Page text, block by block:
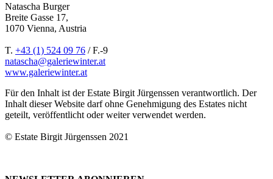
Natascha Burger
Breite Gasse 17,
1070 Vienna, Austria
T. +43 (1) 524 09 76 / F.-9
natascha@galeriewinter.at
www.galeriewinter.at
Für den Inhalt ist der Estate Birgit Jürgenssen verantwortlich. Der
Inhalt dieser Website darf ohne Genehmigung des Estates nicht
geteilt, veröffentlicht oder weiter verwendet werden.
© Estate Birgit Jürgenssen 2021